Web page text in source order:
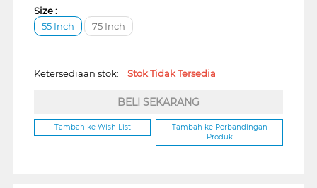
Size :
55 Inch
75 Inch
Ketersediaan stok: Stok Tidak Tersedia
BELI SEKARANG
Tambah ke Wish List
Tambah ke Perbandingan
Produk